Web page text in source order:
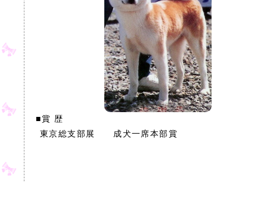
■賞 歴
東京総支部展 成犬一席本部賞